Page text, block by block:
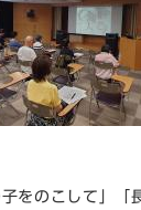
をのこして」「